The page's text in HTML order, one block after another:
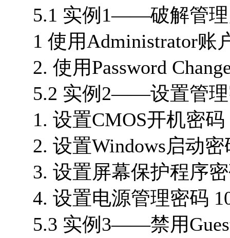
5.1 实例1——破解管理
1 使用Administrator账
2. 使用Password
5.2 实例2——设置管理
1. 设置CMOS开机密码
2. 设置Windows启动密
3. 设置屏幕保护程序
4. 设置电源管理密码
5.3 实例3——禁用